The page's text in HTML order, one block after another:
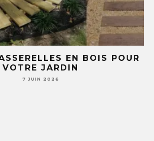
EN BOIS POUR
VOTRE JARDIN
7 JUIN 2026